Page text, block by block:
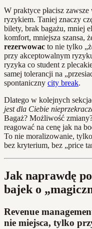
W praktyce płacisz
ryzykiem. Taniej znaczy
bilety, brak bagażu, mniej
komfort, mniejsza szansa,
rezerwowac to nie tylko
przy akceptowalnym
ryzyka co student z
samej tolerancji na
spontaniczny city break.
Dlatego w kolejnych
jest dla Ciebie
Bagaż? Możliwość
reagować na cenę jak na
To nie moralizowanie,
bez kryterium, bez „price
Jak naprawdę
bajek o
Revenue
nie miejsca, tylko